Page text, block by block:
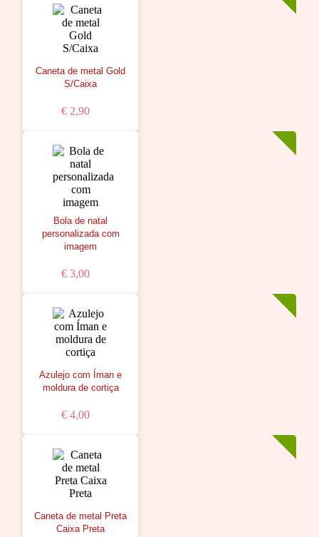
Caneta de metal Gold
S/Caixa
€ 2,90
Bola de natal
personalizada com
imagem
€ 3,00
Azulejo com Íman e
moldura de cortiça
€ 4,00
Caneta de metal Preta
Caixa Preta